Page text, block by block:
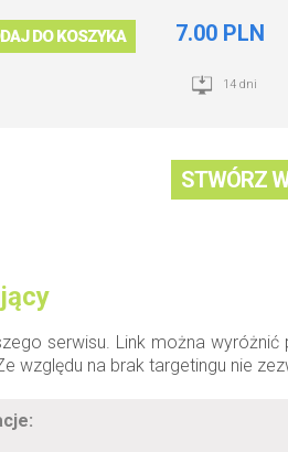
DO KOSZYKA 7.00 PLN
14 dni
STWÓRZ
serwisu. Link można
względu na brak targetingu nie